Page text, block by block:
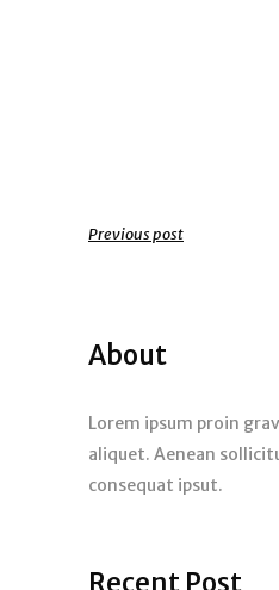
Previous post
About
Lorem ipsum proin
aliquet. Aenean
consequat ipsut.
Recent Post